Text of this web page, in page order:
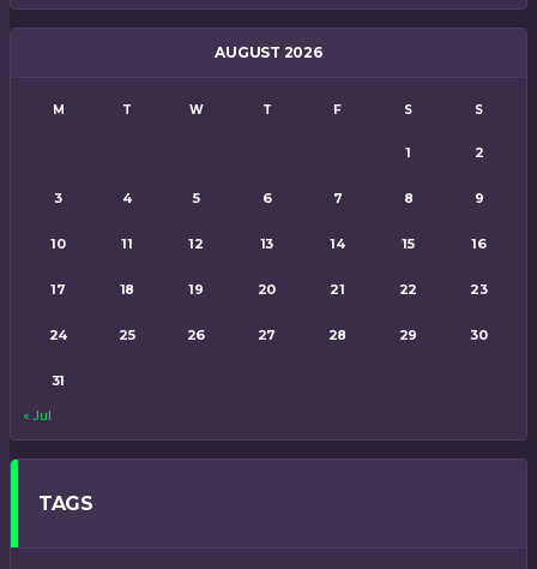
AUGUST 2026
M T W T F S S
1 2
3 4 5 6 7 8 9
10 11 12 13 14 15 16
17 18 19 20 21 22 23
24 25 26 27 28 29 30
31
« Jul
TAGS